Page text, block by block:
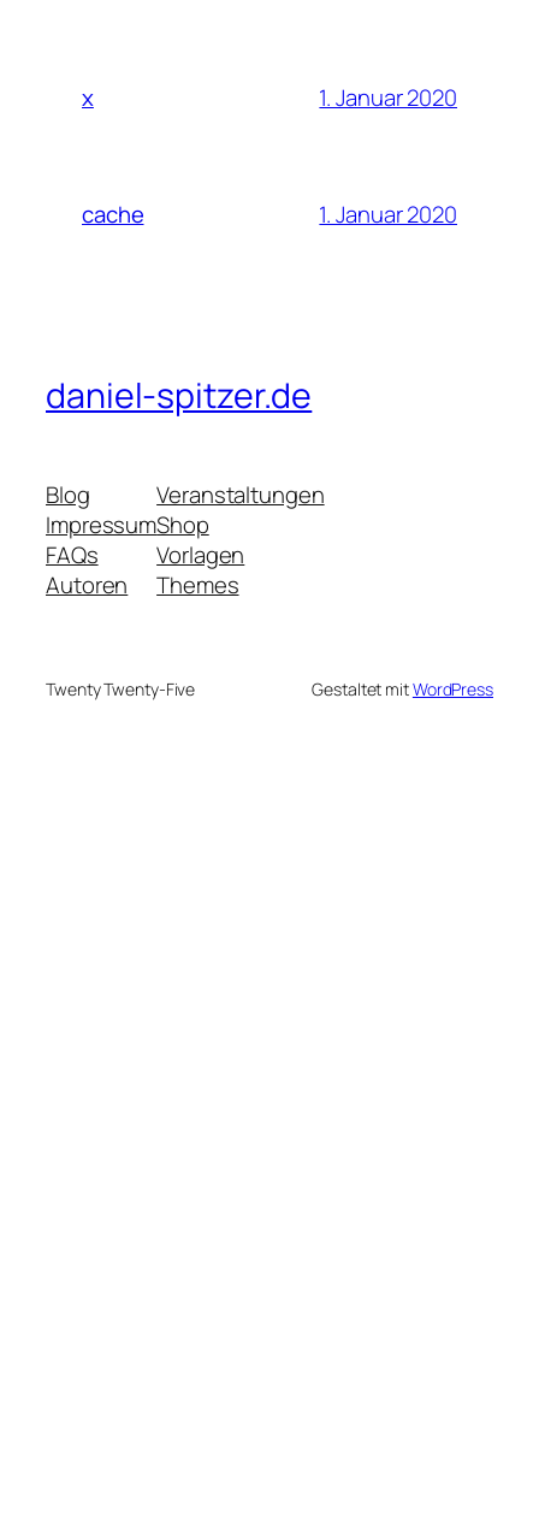
x 1. Januar 2020
cache 1. Januar 2020
daniel-spitzer.de
Blog
Impressum
FAQs
Autoren
Veranstaltungen
Shop
Vorlagen
Themes
Twenty Twenty-Five Gestaltet mitWordPress